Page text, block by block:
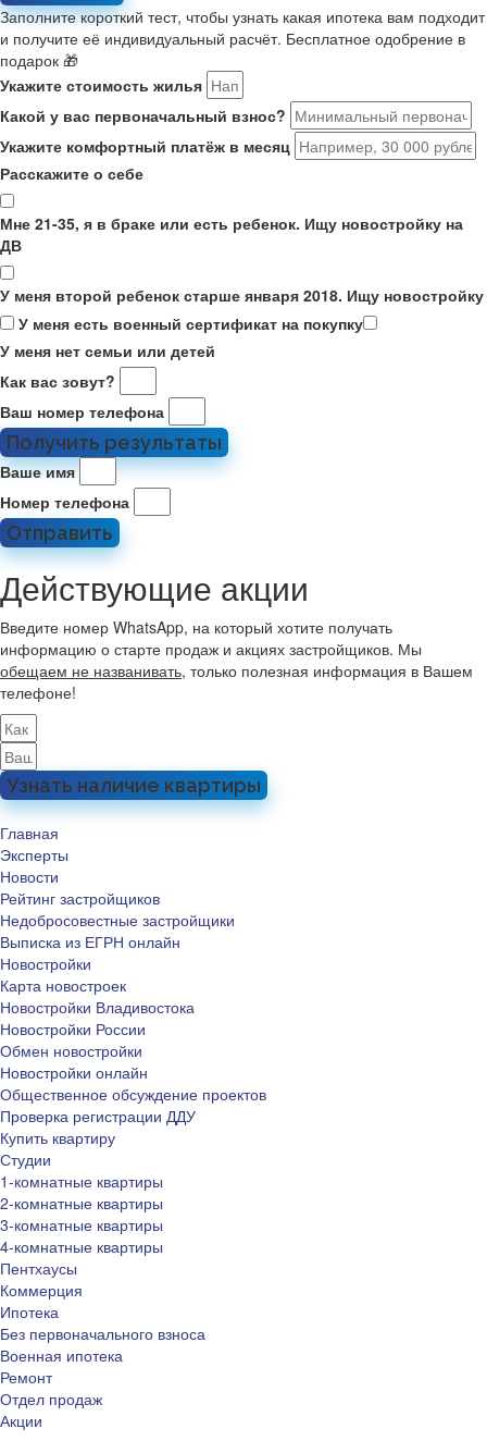
Заполните короткий тест, чтобы узнать какая ипотека вам подходит
и получите её индивидуальный расчёт. Бесплатное одобрение в
подарок 🎁
Укажите стоимость жилья
Какой у вас первоначальный взнос?
Укажите комфортный платёж в месяц
Расскажите о себе
Мне 21-35, я в браке или есть ребенок. Ищу новостройку на
ДВ
У меня второй ребенок старше января 2018. Ищу новостройку
У меня есть военный сертификат на покупку
У меня нет семьи или детей
Как вас зовут?
Ваш номер телефона
Получить результаты
Ваше имя
Номер телефона
Отправить
Действующие акции
Введите номер WhatsApp, на который хотите получать
информацию о старте продаж и акциях застройщиков. Мы
обещаем не названивать, только полезная информация в Вашем
телефоне!
Узнать наличие квартиры
Главная
Эксперты
Новости
Рейтинг застройщиков
Недобросовестные застройщики
Выписка из ЕГРН онлайн
Новостройки
Карта новостроек
Новостройки Владивостока
Новостройки России
Обмен новостройки
Новостройки онлайн
Общественное обсуждение проектов
Проверка регистрации ДДУ
Купить квартиру
Студии
1-комнатные квартиры
2-комнатные квартиры
3-комнатные квартиры
4-комнатные квартиры
Пентхаусы
Коммерция
Ипотека
Без первоначального взноса
Военная ипотека
Ремонт
Отдел продаж
Акции